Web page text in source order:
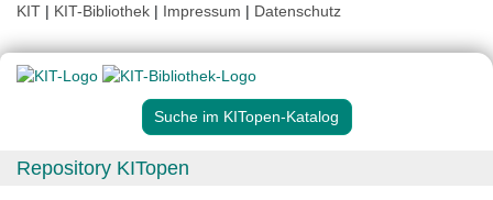
KIT | KIT-Bibliothek | Impressum | Datenschutz
Suche im KITopen-Katalog
Repository KITopen